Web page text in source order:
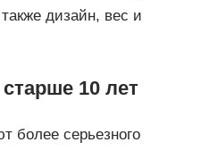
дизайн, вес и
10 лет
более серьезного